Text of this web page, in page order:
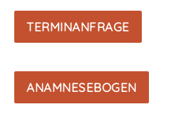
TERMINANFRAGE
ANAMNESEBOGEN